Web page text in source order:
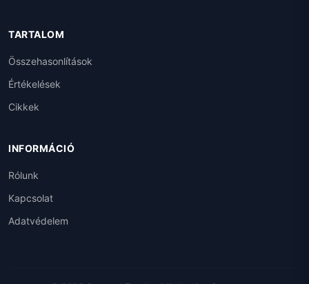
TARTALOM
Összehasonlítások
Értékelések
Cikkek
INFORMÁCIÓ
Rólunk
Kapcsolat
Adatvédelem